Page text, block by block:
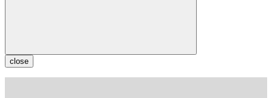
close